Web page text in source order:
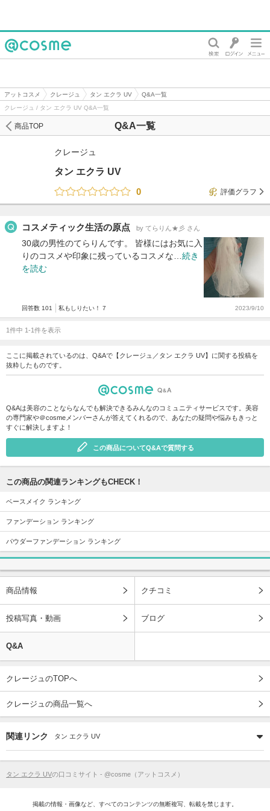
アットコスメ クレージュ タン エクラ UV
Q&A一覧
クレージュ / タン エクラ UV Q&A一覧
Q&A一覧
商品TOP
クレージュ
タン エクラ UV
0
評価グラフ
コスメティック生活の原点 by てらりん★彡 さん
30歳の男性のてらりんです。 皆様にはお気に入
りのコスメや印象に残っているコスメな… 続き
を読む
回答数 101 私もしりたい！ 7 2023/9/10
1件中 1-1件を表示
ここに掲載されているのは、Q&Aで【クレージュ／タン エクラ UV】に関する投稿を
抜粋したものです。
Q&Aは美容のことならなんでも解決できるみんなのコミュニティサービスです。美容
の専門家や＠cosmeメンバーさんが答えてくれるので、あなたの疑問や悩みもきっと
すぐに解決しますよ！
この商品についてQ&Aで質問する
この商品の関連ランキングもCHECK！
ベースメイク ランキング
ファンデーション ランキング
パウダーファンデーション ランキング
商品情報 クチコミ
投稿写真・動画 ブログ
Q&A
クレージュのTOPへ
クレージュの商品一覧へ
関連リンク タン エクラ UV
タン エクラ UVの口コミサイト - @cosme（アットコスメ）
掲載の情報・画像など、すべてのコンテンツの無断複写、転載を禁じます。